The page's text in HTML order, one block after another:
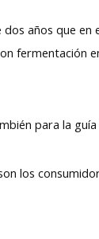
años que
fermentación
para la
los